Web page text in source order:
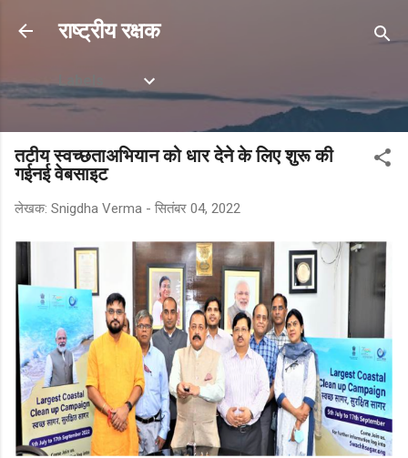
सीधे मुख्य सामग्री पर जाएं
राष्ट्रीय रक्षक
Labels
तटीय स्वच्छताअभियान को धार देने के लिए शुरू की
गईनई वेबसाइट
लेखक: Snigdha Verma - सितंबर 04, 2022